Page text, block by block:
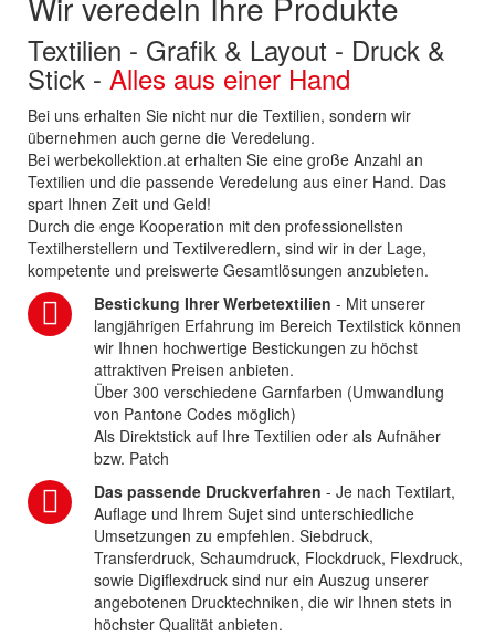
Textilien - Grafik & Layout - Druck &
Stick - Alles aus einer Hand
Bei uns erhalten Sie nicht nur die Textilien, sondern wir
übernehmen auch gerne die Veredelung.
Bei werbekollektion.at erhalten Sie eine große Anzahl an
Textilien und die passende Veredelung aus einer Hand. Das
spart Ihnen Zeit und Geld!
Durch die enge Kooperation mit den professionellsten
Textilherstellern und Textilveredlern, sind wir in der Lage,
kompetente und preiswerte Gesamtlösungen anzubieten.
Bestickung Ihrer Werbetextilien - Mit unserer
langjährigen Erfahrung im Bereich Textilstick können
wir Ihnen hochwertige Bestickungen zu höchst
attraktiven Preisen anbieten.
Über 300 verschiedene Garnfarben (Umwandlung
von Pantone Codes möglich)
Als Direktstick auf Ihre Textilien oder als Aufnäher
bzw. Patch
Das passende Druckverfahren - Je nach Textilart,
Auflage und Ihrem Sujet sind unterschiedliche
Umsetzungen zu empfehlen. Siebdruck,
Transferdruck, Schaumdruck, Flockdruck, Flexdruck,
sowie Digiflexdruck sind nur ein Auszug unserer
angebotenen Drucktechniken, die wir Ihnen stets in
höchster Qualität anbieten.